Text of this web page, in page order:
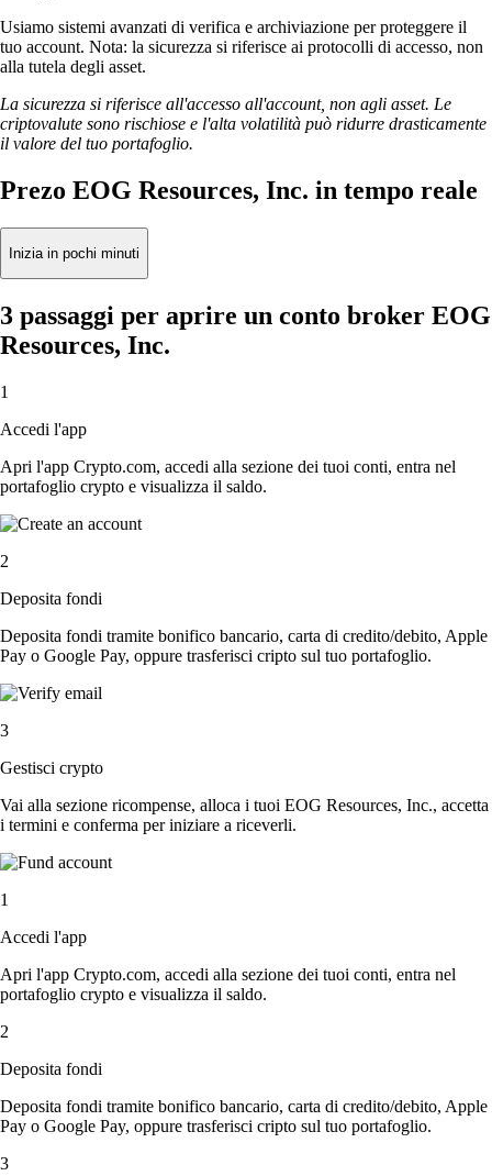
Usiamo sistemi avanzati di verifica e archiviazione per proteggere il
tuo account. Nota: la sicurezza si riferisce ai protocolli di accesso, non
alla tutela degli asset.
La sicurezza si riferisce all'accesso all'account, non agli asset. Le
criptovalute sono rischiose e l'alta volatilità può ridurre drasticamente
il valore del tuo portafoglio.
Prezo EOG Resources, Inc. in tempo reale
Inizia in pochi minuti
3 passaggi per aprire un conto broker EOG
Resources, Inc.
1
Accedi l'app
Apri l'app Crypto.com, accedi alla sezione dei tuoi conti, entra nel
portafoglio crypto e visualizza il saldo.
2
Deposita fondi
Deposita fondi tramite bonifico bancario, carta di credito/debito, Apple
Pay o Google Pay, oppure trasferisci cripto sul tuo portafoglio.
3
Gestisci crypto
Vai alla sezione ricompense, alloca i tuoi EOG Resources, Inc., accetta
i termini e conferma per iniziare a riceverli.
1
Accedi l'app
Apri l'app Crypto.com, accedi alla sezione dei tuoi conti, entra nel
portafoglio crypto e visualizza il saldo.
2
Deposita fondi
Deposita fondi tramite bonifico bancario, carta di credito/debito, Apple
Pay o Google Pay, oppure trasferisci cripto sul tuo portafoglio.
3